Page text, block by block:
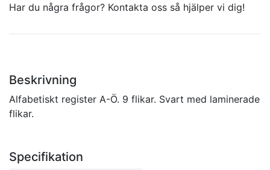
Har du några frågor? Kontakta oss så hjälper vi dig!
Beskrivning
Alfabetiskt register A-Ö. 9 flikar. Svart med laminerade
flikar.
Specifikation